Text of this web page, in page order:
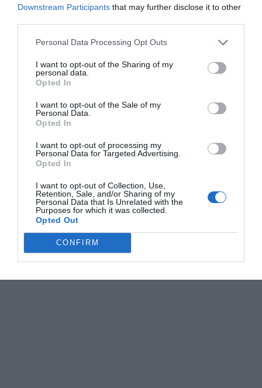
Downstream Participants that may further disclose it to other
Personal Data Processing Opt Outs
I want to opt-out of the Sharing of my
personal data.
Opted In
I want to opt-out of the Sale of my
Personal Data.
Opted In
I want to opt-out of processing my
Personal Data for Targeted Advertising.
Opted In
I want to opt-out of Collection, Use,
Retention, Sale, and/or Sharing of my
Personal Data that Is Unrelated with the
Purposes for which it was collected.
Opted Out
CONFIRM